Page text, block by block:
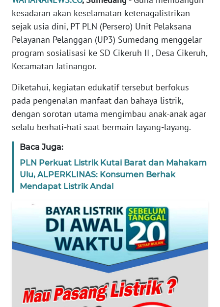
kesadaran akan keselamatan ketenagalistrikan
sejak usia dini, PT PLN (Persero) Unit Pelaksana
Pelayanan Pelanggan (UP3) Sumedang menggelar
program sosialisasi ke SD Cikeruh II , Desa Cikeruh,
Kecamatan Jatinangor.
Diketahui, kegiatan edukatif tersebut berfokus
pada pengenalan manfaat dan bahaya listrik,
dengan sorotan utama mengimbau anak-anak agar
selalu berhati-hati saat bermain layang-layang.
Baca Juga:
PLN Perkuat Listrik Kutai Barat dan Mahakam
Ulu, ALPERKLINAS: Konsumen Berhak
Mendapat Listrik Andal
DISCLAIMER
Wahana
News
SUMUT
JAKARTA
WN
WN
WN
WN
PAPUA